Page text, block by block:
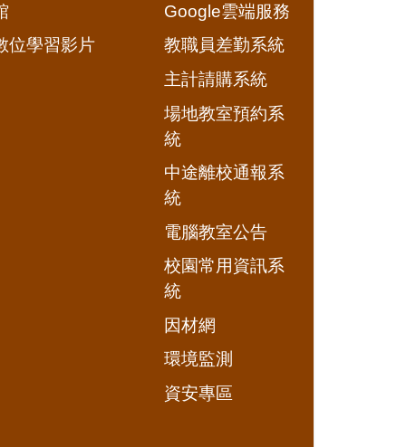
位學習影片
Google雲端服務
教職員差勤系統
主計請購系統
場地教室預約系
統
中途離校通報系
統
電腦教室公告
校園常用資訊系
統
因材網
環境監測
資安專區